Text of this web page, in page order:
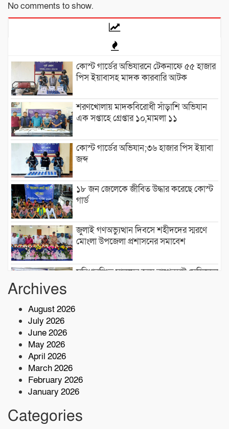
No comments to show.
কোস্ট গার্ডের অভিযারনে টেকনাফে ৫৫ হাজার
পিস ইয়াবাসহ মাদক কারবারি আটক
শরণখোলায় মাদকবিরোধী সাঁড়াশি অভিযান
এক সপ্তাহে গ্রেপ্তার ১০,মামলা ১১
কোস্ট গার্ডের অভিযান;৩৬ হাজার পিস ইয়াবা
জব্দ
১৮ জন জেলেকে জীবিত উদ্ধার করেছে কোস্ট
গার্ড
জুলাই গণঅভ্যুত্থান দিবসে শহীদদের স্মরণে
মোংলা উপজেলা প্রশাসনের সমাবেশ
সুবিধাবঞ্চিত মানুষের জন্য বাগেরহাট মেডিকেল
৫ কোটি টাকা মূল্যের ১ কেজি ক্রিস্টাল মেথ
Archives
August 2026
July 2026
June 2026
May 2026
April 2026
March 2026
February 2026
January 2026
Categories